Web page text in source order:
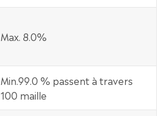
Max. 8.0%
Min.99.0 % passent à travers
100 maille